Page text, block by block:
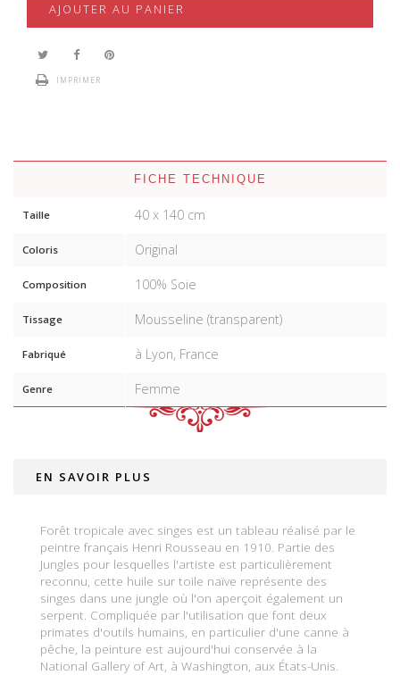
AJOUTER AU PANIER
IMPRIMER
FICHE TECHNIQUE
Taille 40 x 140 cm
Coloris Original
Composition 100% Soie
Tissage Mousseline (transparent)
Fabriqué à Lyon, France
Genre Femme
EN SAVOIR PLUS
Forêt tropicale avec singes est un tableau réalisé par le
peintre français Henri Rousseau en 1910. Partie des
Jungles pour lesquelles l'artiste est particulièrement
reconnu, cette huile sur toile naïve représente des
singes dans une jungle où l'on aperçoit également un
serpent. Compliquée par l'utilisation que font deux
primates d'outils humains, en particulier d'une canne à
pêche, la peinture est aujourd'hui conservée à la
National Gallery of Art, à Washington, aux États-Unis.